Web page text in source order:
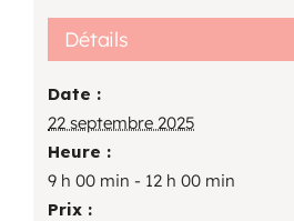
Détails
Date :
22 septembre 2025
Heure :
9 h 00 min - 12 h 00 min
Prix :